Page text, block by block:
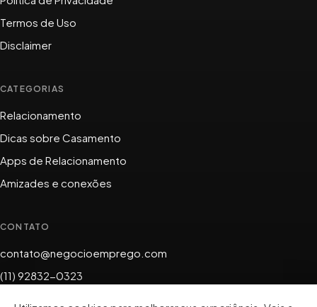
Termos de Uso
Disclaimer
CATEGORIAS
Relacionamento
Dicas sobre Casamento
Apps de Relacionamento
Amizades e conexões
CONTATO
contato@negocioemprego.com
(11) 92832-0323